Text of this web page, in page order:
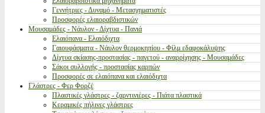
Γεννήτριες - Δυναμό - Μετασχηματιστές
Προσφορές ελαιοραβδιστικών
Μουσαμάδες - Νάυλον - Δίχτυα - Πανιά
Ελαιόπανα - Ελαιόδιχτα
Γαιουφάσματα - Νάυλον θερμοκηπίου - Φίλμ εδαφοκάλυψης
Δίχτυα σκίασης-προστασίας - παγετού - αναρρίχησης - Μουσαμάδες
Σάκοι συλλογής - προστασίας καρπών
Προσφορές σε ελαιόπανα και ελαιόδιχτα
Γλάστρες - Φερ Φορζέ
Πλαστικές γλάστρες - ζαρντινιέρες - Πιάτα πλαστικά
Κεραμικές πήλινες γλάστρες